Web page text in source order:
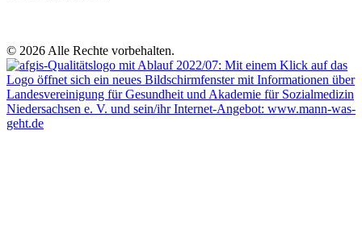
© 2026 Alle Rechte vorbehalten.